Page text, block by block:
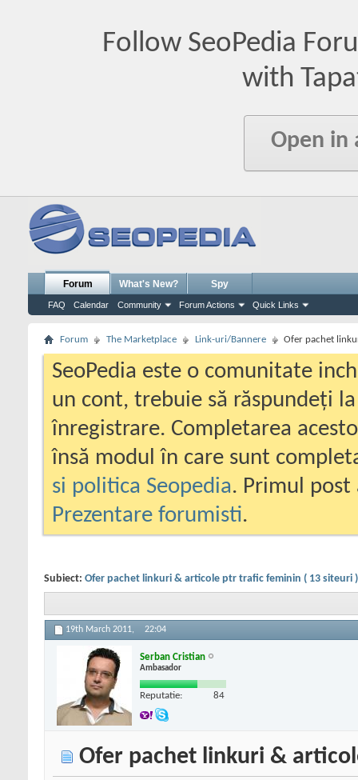
Follow SeoPedia
with
Open in
Forum
FAQ Calendar Community Forum Actions Quick Links
What's New? Spy
Forum The Marketplace Link-uri/Bannere Ofer pachet
SeoPedia este o comunitate
un cont, trebuie să răspundeți
înregistrare. Completarea
însă modul în care sunt
si politica Seopedia. Primul
Prezentare forumisti.
Subiect: Ofer pachet linkuri & articole ptr trafic feminin ( 13 siteuri )
19th March 2011, 22:04
Serban Cristian
Ambasador
Reputatie: 84
Ofer pachet linkuri &